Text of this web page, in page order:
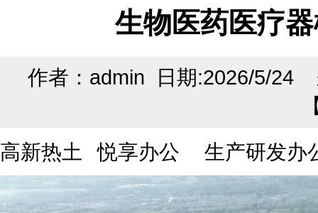
生物医药医疗
作者：admin 日期:2026/5/24
高新热土 悦享办公 生产研发办